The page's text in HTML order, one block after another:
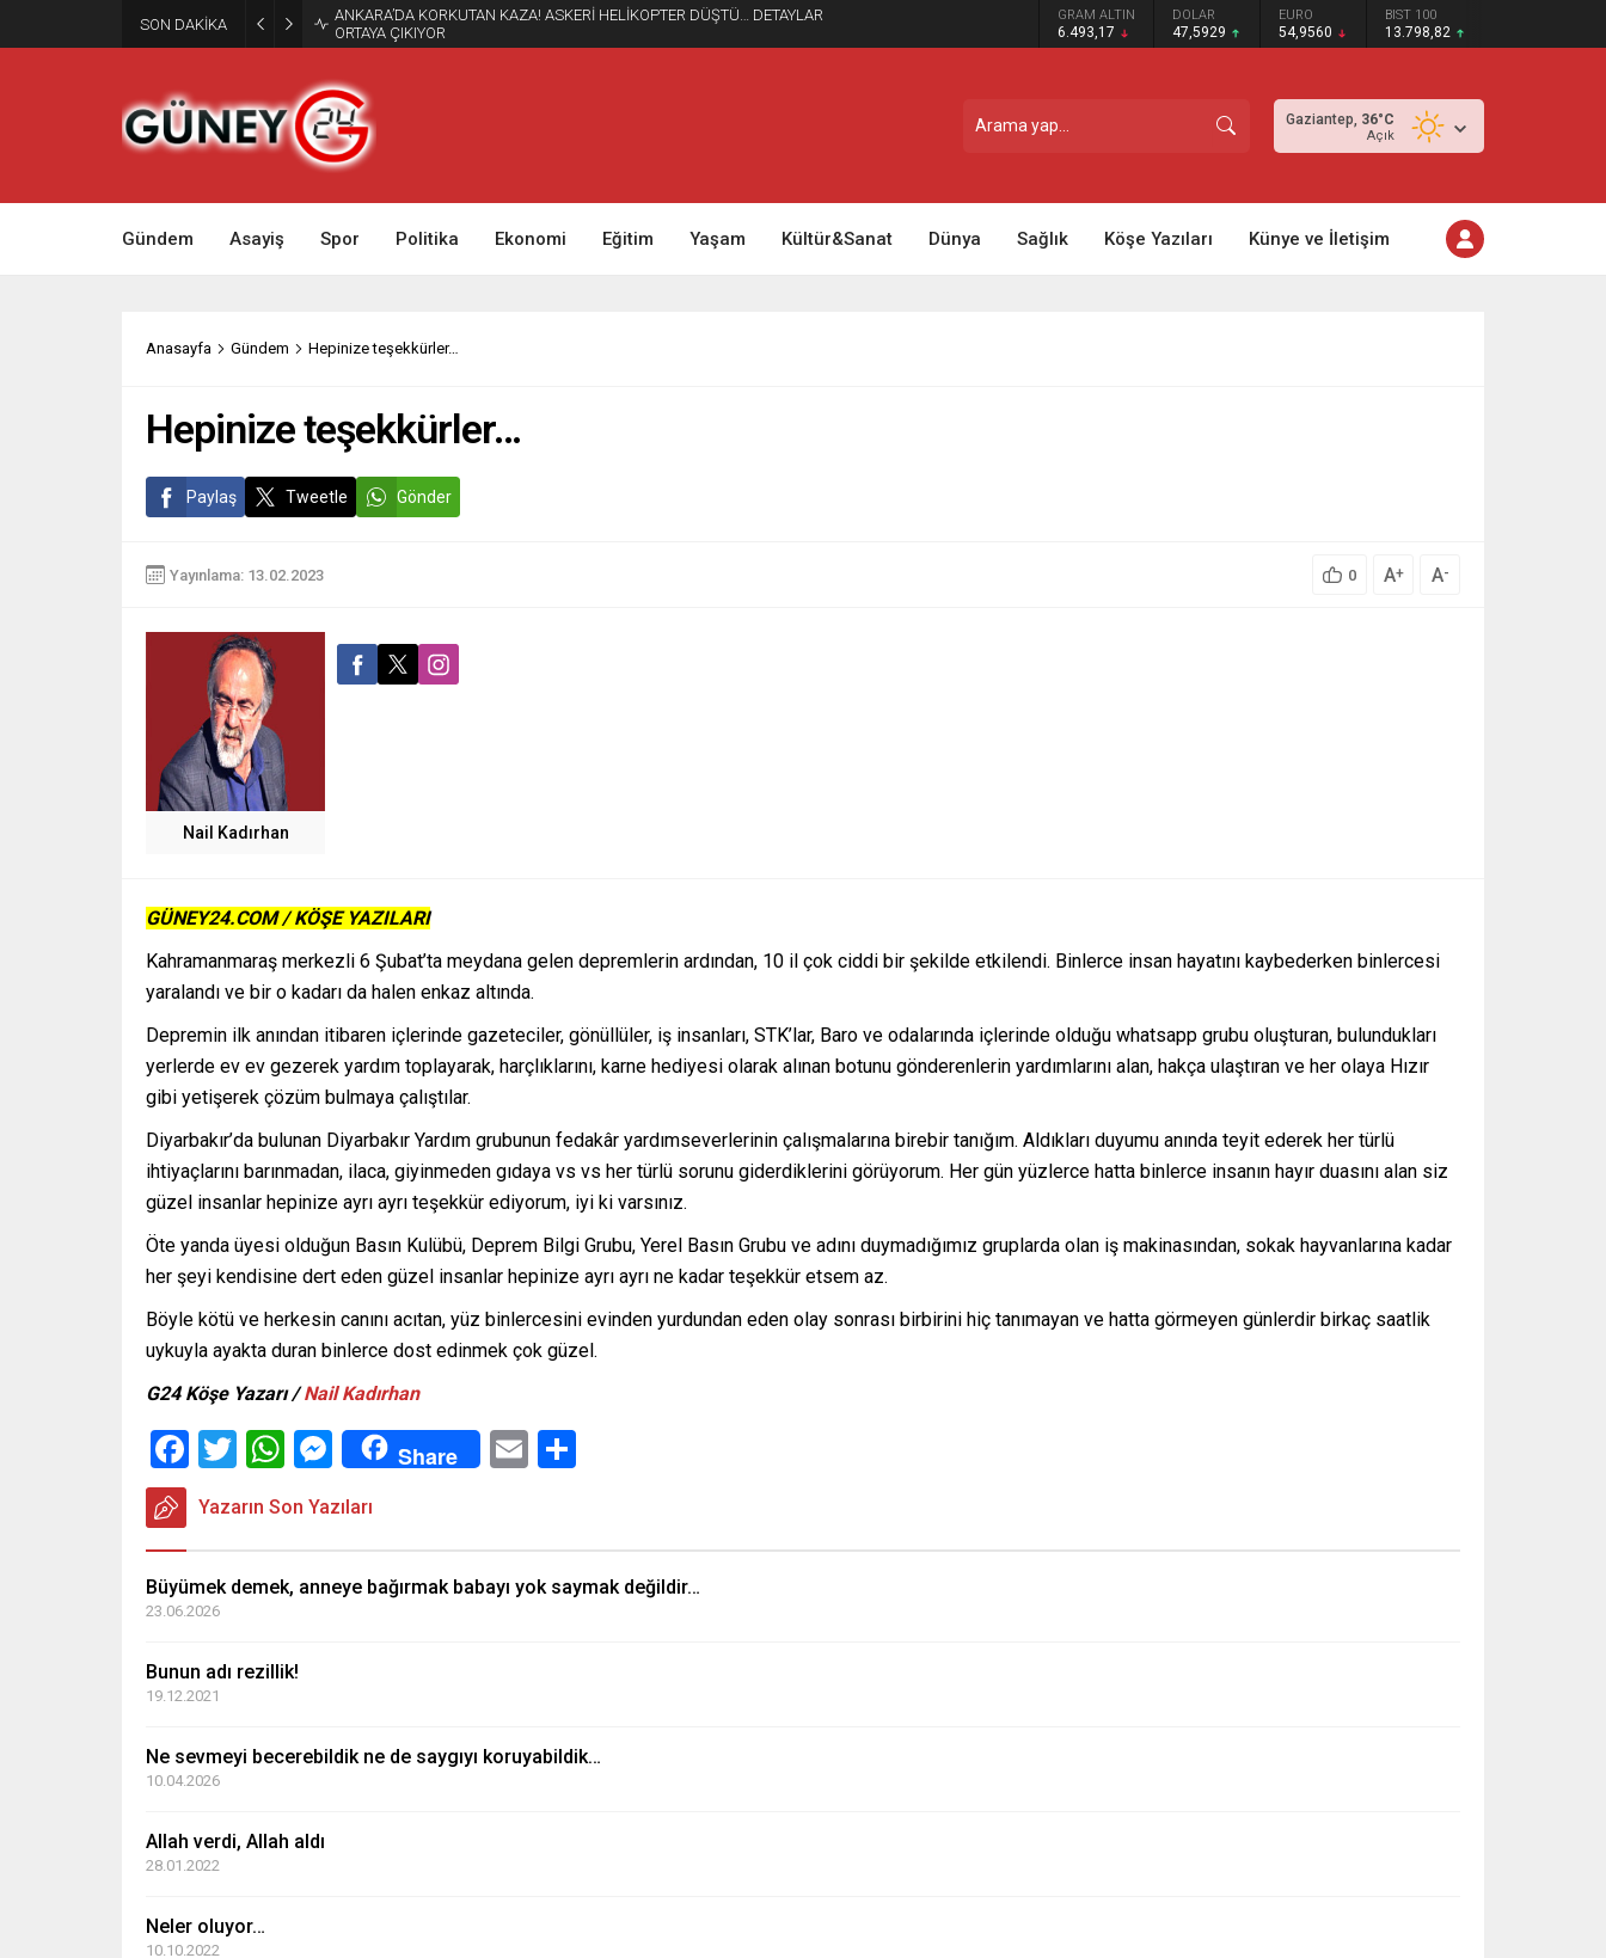
SON DAKİKA
Gaziantep’te Sıcak Gelişme: BİRTEK-SEN Genel Başkanı Mehmet Türkmen
Gözaltına Alındı!
GRAM ALTIN
6.493,17
DOLAR
47,5929
EURO
54,9560
BIST 100
13.798,82
Gaziantep, 36°C
Açık
Gündem Asayiş Spor Politika Ekonomi Eğitim Yaşam Kültür&Sanat Dünya Sağlık Köşe Yazıları Künye ve İletişim
Anasayfa Gündem Hepinize teşekkürler…
Hepinize teşekkürler…
Paylaş Tweetle Gönder
Yayınlama: 13.02.2023 0 A+ A-
Nail Kadırhan
GÜNEY24.COM / KÖŞE YAZILARI
Kahramanmaraş merkezli 6 Şubat’ta meydana gelen depremlerin ardından, 10 il çok ciddi bir şekilde etkilendi. Binlerce insan hayatını kaybederken binlercesi
yaralandı ve bir o kadarı da halen enkaz altında.
Depremin ilk anından itibaren içlerinde gazeteciler, gönüllüler, iş insanları, STK’lar, Baro ve odalarında içlerinde olduğu whatsapp grubu oluşturan, bulundukları
yerlerde ev ev gezerek yardım toplayarak, harçlıklarını, karne hediyesi olarak alınan botunu gönderenlerin yardımlarını alan, hakça ulaştıran ve her olaya Hızır
gibi yetişerek çözüm bulmaya çalıştılar.
Diyarbakır’da bulunan Diyarbakır Yardım grubunun fedakâr yardımseverlerinin çalışmalarına birebir tanığım. Aldıkları duyumu anında teyit ederek her türlü
ihtiyaçlarını barınmadan, ilaca, giyinmeden gıdaya vs vs her türlü sorunu giderdiklerini görüyorum. Her gün yüzlerce hatta binlerce insanın hayır duasını alan siz
güzel insanlar hepinize ayrı ayrı teşekkür ediyorum, iyi ki varsınız.
Öte yanda üyesi olduğun Basın Kulübü, Deprem Bilgi Grubu, Yerel Basın Grubu ve adını duymadığımız gruplarda olan iş makinasından, sokak hayvanlarına kadar
her şeyi kendisine dert eden güzel insanlar hepinize ayrı ayrı ne kadar teşekkür etsem az.
Böyle kötü ve herkesin canını acıtan, yüz binlercesini evinden yurdundan eden olay sonrası birbirini hiç tanımayan ve hatta görmeyen günlerdir birkaç saatlik
uykuyla ayakta duran binlerce dost edinmek çok güzel.
G24 Köşe Yazarı /Nail Kadırhan
Facebook
TwitterWhatsApp
Messenger
Share Email
Yazarın Son Yazıları
Büyümek demek, anneye bağırmak babayı yok saymak değildir…
23.06.2026
Bunun adı rezillik!
19.12.2021
Ne sevmeyi becerebildik ne de saygıyı koruyabildik…
10.04.2026
Allah verdi, Allah aldı
28.01.2022
Neler oluyor…
10.10.2022